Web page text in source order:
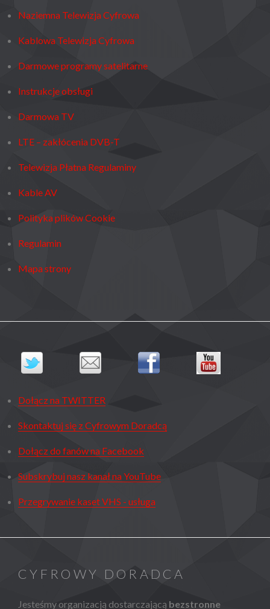
Naziemna Telewizja Cyfrowa
Kablowa Telewizja Cyfrowa
Darmowe programy satelitarne
Instrukcje obsługi
Darmowa TV
LTE – zakłócenia DVB-T
Telewizja Płatna Regulaminy
Kable AV
Polityka plików Cookie
Regulamin
Mapa strony
Dołącz na TWITTER
Skontaktuj się z Cyfrowym Doradcą
Dołącz do fanów na Facebook
Subskrybuj nasz kanał na YouTube
Przegrywanie kaset VHS - usługa
CYFROWY DORADCA
Jesteśmy organizacją dostarczającą bezstronne